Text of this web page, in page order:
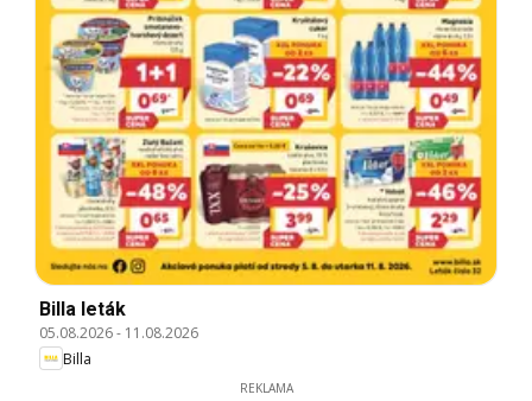
Billa leták
05.08.2026- 11.08.2026
Billa
REKLAMA